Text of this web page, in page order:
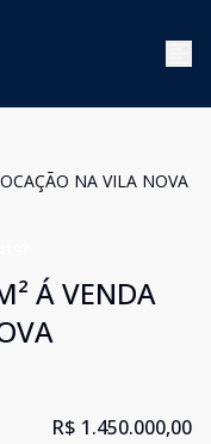
NA VILA NOVA
Á VENDA
R$ 1.450.000,00